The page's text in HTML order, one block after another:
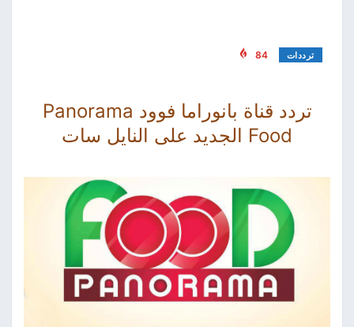
ترددات 84
تردد قناة بانوراما فوود Panorama
Food الجديد على النايل سات